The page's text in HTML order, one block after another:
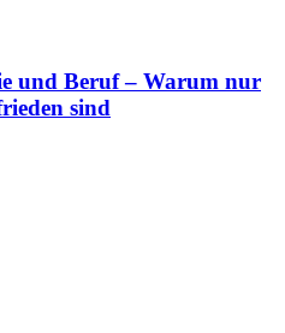
und Beruf – Warum nur
sind